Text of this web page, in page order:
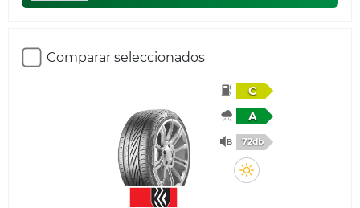
Comparar seleccionados
C
A
72db